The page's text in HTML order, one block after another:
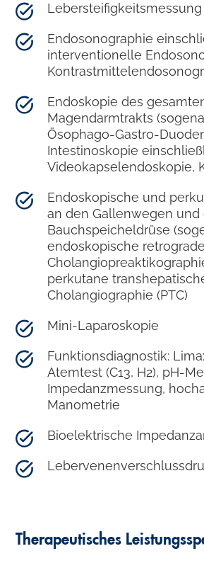
Lebersteifigkeitsmessung
Endosonographie
interventionelle
Endoskopie des
Magendarmtrakts
Ösophago-Gastro-
Intestinoskopie
Videokapselendoskopie,
Endoskopische und
an den Gallenwegen und
Bauchspeicheldrüse
endoskopische retrograde
perkutane
Cholangiographie (PTC)
Mini-Laparoskopie
Funktionsdiagnostik:
Atemtest (C13, H2), pH-
Impedanzmessung,
Manometrie
Bioelektrische
Therapeutisches